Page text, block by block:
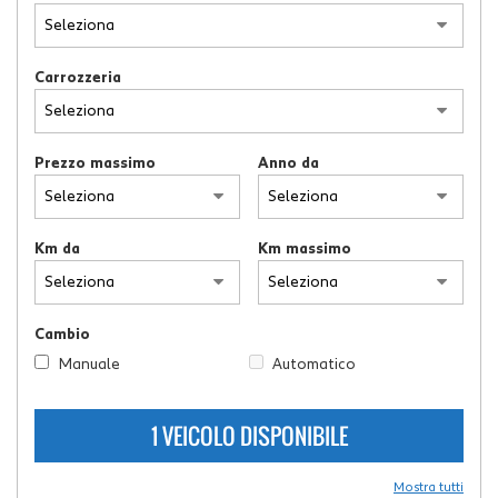
Carrozzeria
Prezzo massimo Anno da
Km da Km massimo
Cambio
Manuale
Automatico
1 VEICOLO DISPONIBILE
Mostra tutti
tracciamento
che
adottiamo
per
di
seguito
ottenere
maggiori
sull'utilità